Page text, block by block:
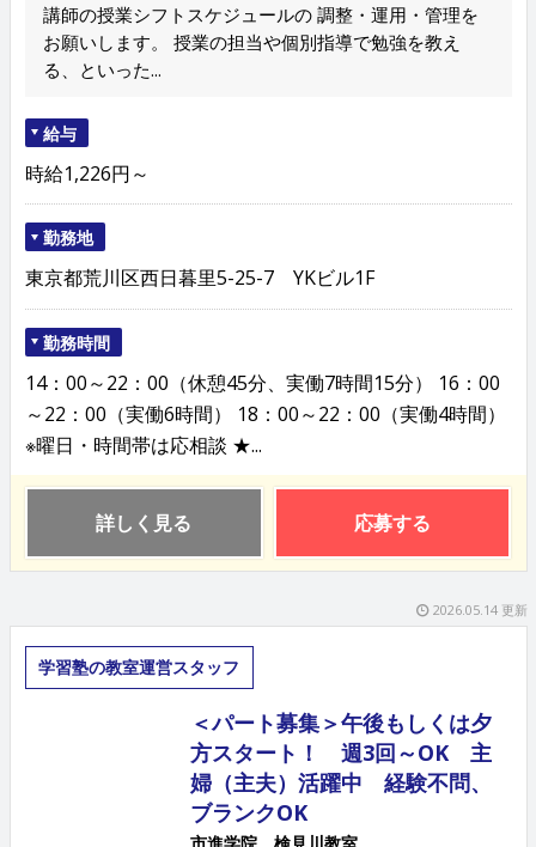
講師の授業シフトスケジュールの 調整・運用・管理を
お願いします。 授業の担当や個別指導で勉強を教え
る、といった...
給与
時給1,226円～
勤務地
東京都荒川区西日暮里5-25-7 YKビル1F
勤務時間
14：00～22：00（休憩45分、実働7時間15分） 16：00
～22：00（実働6時間） 18：00～22：00（実働4時間）
※曜日・時間帯は応相談 ★...
詳しく見る 応募する
2026.05.14 更新
学習塾の教室運営スタッフ
＜パート募集＞午後もしくは夕
方スタート！ 週3回～OK 主
婦（主夫）活躍中 経験不問、
ブランクOK
市進学院 検見川教室